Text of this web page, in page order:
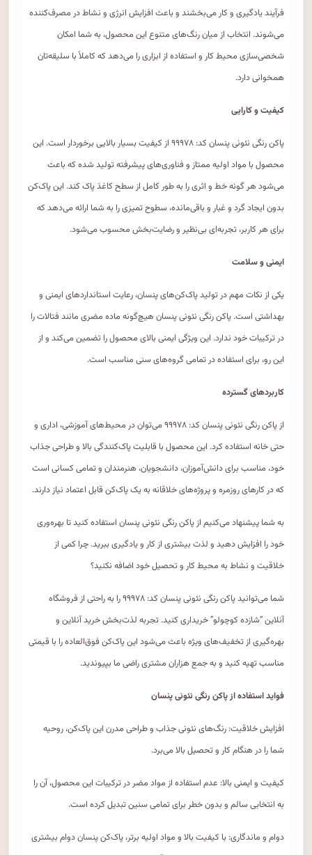
فرآیند یادگیری و کار می‌بخشند و باعث افزایش انرژی و نشاط در مصرف‌کننده
می‌شوند. انتخاب از میان رنگ‌های متنوع این محصول، به شما امکان
شخصی‌سازی محیط کار و استفاده از ابزاری را می‌دهد که کاملاً با سلیقه‌تان
همخوانی دارد.
کیفیت و کارایی
پاکن رنگی نئونی پنسان کد: ۹۹۹۷۸ از کیفیت بسیار بالایی برخوردار است. این
محصول با مواد اولیه ممتاز و فناوری‌های پیشرفته تولید شده که باعث
می‌شود هر گونه خط و اثری را به طور کامل از سطح کاغذ پاک کند. این پاک‌کن
بدون ایجاد گرد و غبار و باقی‌مانده، سطوح تمیزی را به شما ارائه می‌دهد که
برای هر کاربر، تجربه‌ای بی‌نظیر و رضایت‌بخش محسوب می‌شود.
ایمنی و سلامت
یکی از نکات مهم در تولید پاک‌کن‌های پنسان، رعایت استانداردهای ایمنی و
بهداشتی است. پاکن رنگی نئونی پنسان هیچ‌گونه ماده مضری مانند فتالات را
در ترکیبات خود ندارد. این ویژگی ایمنی بالای محصول را تضمین می‌کند و از
این رو، برای استفاده در تمامی گروه‌های سنی مناسب است.
کاربردهای گسترده
از پاکن رنگی نئونی پنسان کد: ۹۹۹۷۸ می‌توان در محیط‌های آموزشی، اداری و
حتی خانه استفاده کرد. این محصول با قابلیت پاک‌کنندگی بالا و طراحی جذاب
خود، مناسب برای دانش‌آموزان، دانشجویان، هنرمندان و تمامی کسانی است
که در کارهای روزمره و پروژه‌های خلاقانه به یک پاک‌کن قابل اعتماد نیاز دارند.
به شما پیشنهاد می‌کنیم از پاکن رنگی نئونی پنسان استفاده کنید تا بهره‌وری
خود را افزایش دهید و لذت بیشتری از کار و یادگیری ببرید. چرا کمی از
خلاقیت و نشاط به محیط کار و تحصیل خود اضافه نکنید؟
شما می‌توانید پاکن رنگی نئونی پنسان کد: ۹۹۹۷۸ را به راحتی از فروشگاه
آنلاین “شازده کوچولو” خریداری کنید. تجربه لذت‌بخش خرید آنلاین و
بهره‌گیری از تخفیف‌های ویژه باعث می‌شود این پاک‌کن فوق‌العاده را با قیمتی
مناسب تهیه کنید و به جمع هزاران مشتری راضی ما بپیوندید.
فواید استفاده از پاکن رنگی نئونی پنسان
افزایش خلاقیت: رنگ‌های نئونی جذاب و طراحی مدرن این پاک‌کن، روحیه
شما را در هنگام کار و تحصیل بالا می‌برد.
کیفیت و ایمنی بالا: عدم استفاده از مواد مضر در ترکیبات این محصول، آن را
به انتخابی سالم و بدون خطر برای تمامی سنین تبدیل کرده است.
دوام و ماندگاری: با کیفیت بالا و مواد اولیه برتر، پاک‌کن پنسان دوام بیشتری